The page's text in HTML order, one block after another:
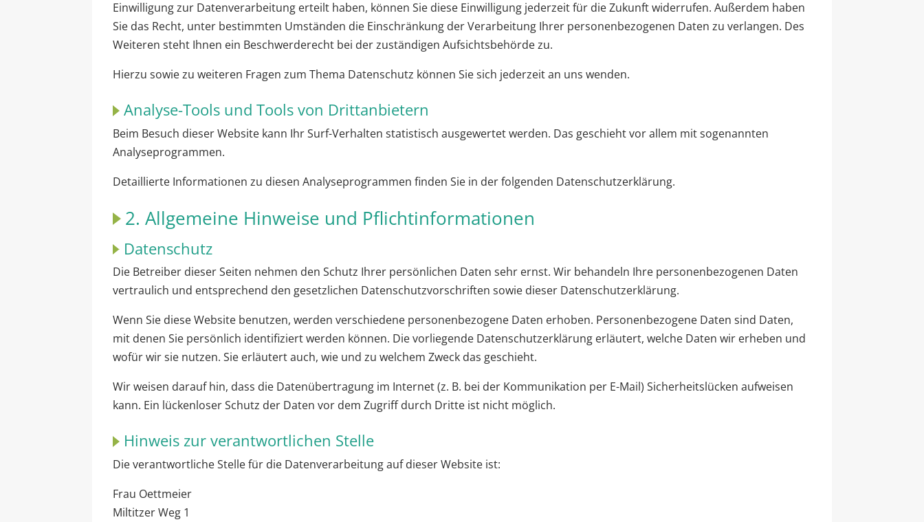
Einwilligung zur Datenverarbeitung erteilt haben, können Sie diese Einwilligung jederzeit für die Zukunft widerrufen. Außerdem haben
Sie das Recht, unter bestimmten Umständen die Einschränkung der Verarbeitung Ihrer personenbezogenen Daten zu verlangen. Des
Weiteren steht Ihnen ein Beschwerderecht bei der zuständigen Aufsichtsbehörde zu.
Hierzu sowie zu weiteren Fragen zum Thema Datenschutz können Sie sich jederzeit an uns wenden.
Analyse-Tools und Tools von Dritt­anbietern
Beim Besuch dieser Website kann Ihr Surf-Verhalten statistisch ausgewertet werden. Das geschieht vor allem mit sogenannten
Analyseprogrammen.
Detaillierte Informationen zu diesen Analyseprogrammen finden Sie in der folgenden Datenschutzerklärung.
2. Allgemeine Hinweise und Pflicht­informationen
Datenschutz
Die Betreiber dieser Seiten nehmen den Schutz Ihrer persönlichen Daten sehr ernst. Wir behandeln Ihre personenbezogenen Daten
vertraulich und entsprechend den gesetzlichen Datenschutzvorschriften sowie dieser Datenschutzerklärung.
Wenn Sie diese Website benutzen, werden verschiedene personenbezogene Daten erhoben. Personenbezogene Daten sind Daten,
mit denen Sie persönlich identifiziert werden können. Die vorliegende Datenschutzerklärung erläutert, welche Daten wir erheben und
wofür wir sie nutzen. Sie erläutert auch, wie und zu welchem Zweck das geschieht.
Wir weisen darauf hin, dass die Datenübertragung im Internet (z. B. bei der Kommunikation per E-Mail) Sicherheitslücken aufweisen
kann. Ein lückenloser Schutz der Daten vor dem Zugriff durch Dritte ist nicht möglich.
Hinweis zur verantwortlichen Stelle
Die verantwortliche Stelle für die Datenverarbeitung auf dieser Website ist:
Frau Oettmeier
Miltitzer Weg 1